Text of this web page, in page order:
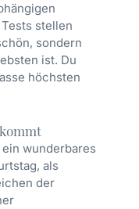
stellen
sondern
ist. Du
höchsten
wunderbares
als
der